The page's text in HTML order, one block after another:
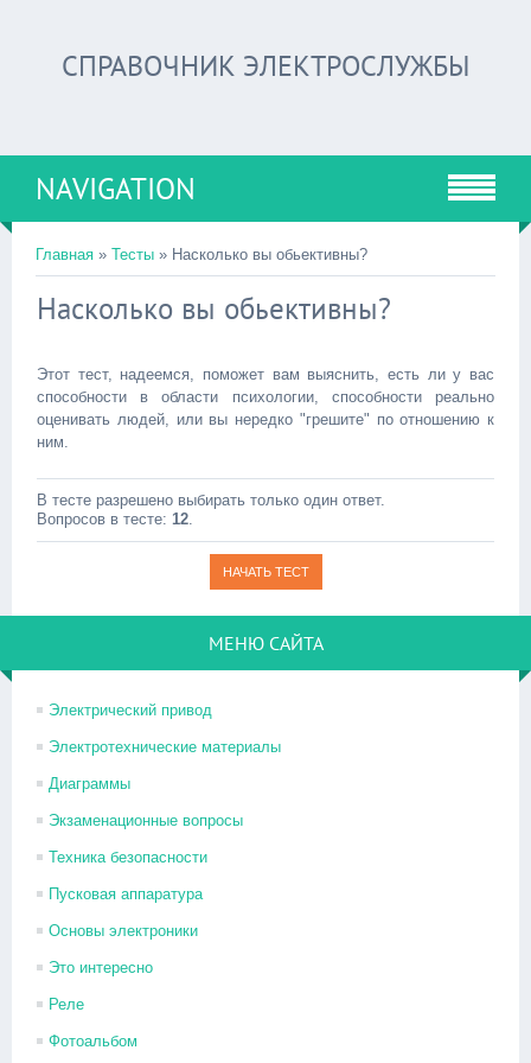
СПРАВОЧНИК ЭЛЕКТРОСЛУЖБЫ
NAVIGATION
Главная » Тесты » Насколько вы обьективны?
Насколько вы обьективны?
Этот тест, надеемся, поможет вам выяснить, есть ли у вас
способности в области психологии, способности реально
оценивать людей, или вы нередко "грешите" по отношению к
ним.
В тесте разрешено выбирать только один ответ.
Вопросов в тесте: 12.
МЕНЮ САЙТА
Электрический привод
Электротехнические материалы
Диаграммы
Экзаменационные вопросы
Техника безопасности
Пусковая аппаратура
Основы электроники
Это интересно
Реле
Фотоальбом